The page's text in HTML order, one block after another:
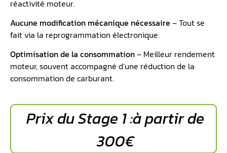
réactivité moteur.
Aucune modification mécanique nécessaire – Tout se
fait via la reprogrammation électronique.
Optimisation de la consommation– Meilleur rendement
moteur, souvent accompagné d’une réduction de la
consommation de carburant.
Prix du Stage 1 :à partir de
300€